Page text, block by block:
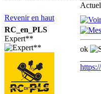
Revenir en haut
RC_en_PLS
Expert**
ok